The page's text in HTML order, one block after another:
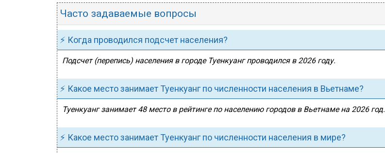
Часто задаваемые вопросы
⚡ Когда проводился подсчет населения?
Подсчет (перепись) населения в городе Туенкуанг проводился в 2026 году.
⚡ Какое место занимает Туенкуанг по численности населения в Вьетнаме?
Туенкуанг занимает 48 место в рейтинге по населению городов в Вьетнаме на 2026 год.
⚡ Какое место занимает Туенкуанг по численности населения в мире?